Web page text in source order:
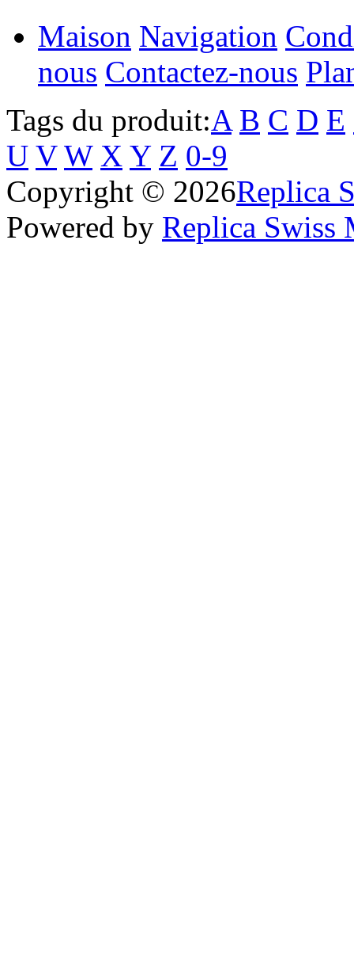
Maison Navigation
nous Contactez-nous
Tags du produit:A B C D E
U V W X Y Z 0-9
Copyright © 2026Replica
Powered by Replica Swiss